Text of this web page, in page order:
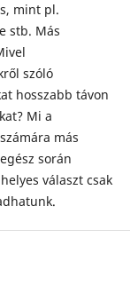
mint pl.
stb. Más
szóló
hosszabb távon
Mi a
más
során
választ csak